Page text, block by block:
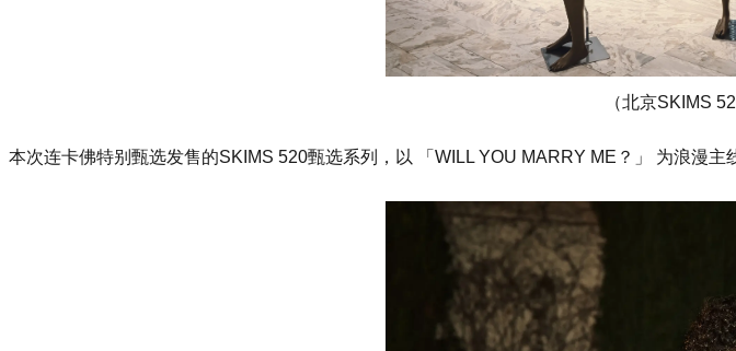
（北京SKIMS
本次连卡佛特别甄选发售的SKIMS 520甄选系列，以 「WILL YOU MARRY ME？」 为浪漫